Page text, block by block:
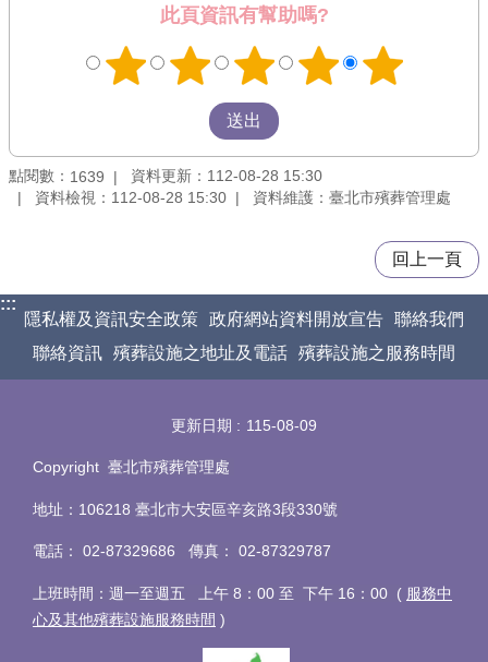
此頁資訊有幫助嗎?
點閱數： 1639
資料更新：112-08-28 15:30
資料檢視：112-08-28 15:30
資料維護：臺北市殯葬管理處
回上一頁
:::
隱私權及資訊安全政策 政府網站資料開放宣告 聯絡我們
聯絡資訊 殯葬設施之地址及電話 殯葬設施之服務時間
更新日期 115-08-09
Copyright 臺北市殯葬管理處
地址：106218 臺北市大安區辛亥路3段330號
電話 ： 02-87329686 傳真 ： 02-87329787
上班時間：週一至週五 上午 8：00 至 下午 16：00 ( 服務中
心及其他殯葬設施服務時間 )